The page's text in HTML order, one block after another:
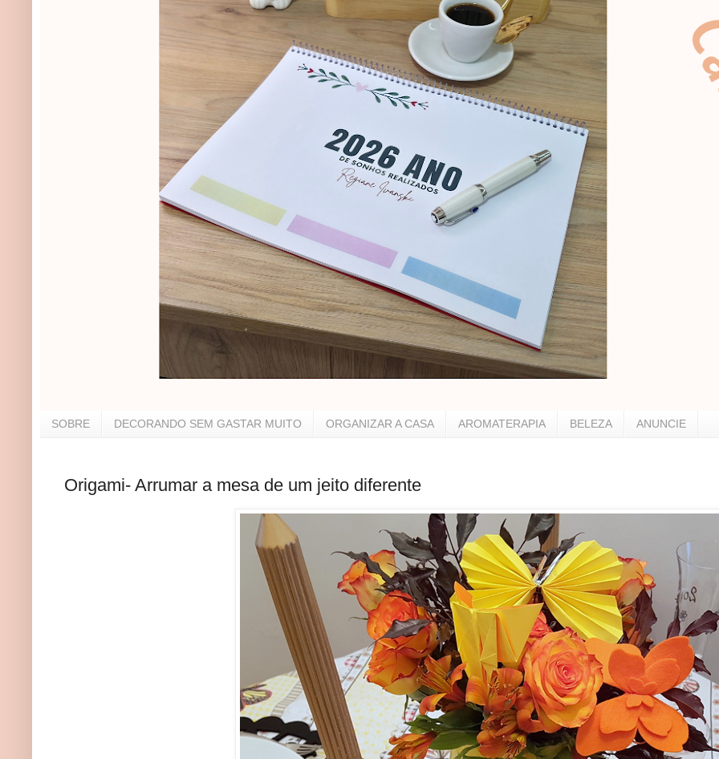
SOBRE DECORANDO SEM GASTAR MUITO ORGANIZAR A CASA AROMATERAPIA BELEZA ANUNCIE
Origami- Arrumar a mesa de um jeito diferente